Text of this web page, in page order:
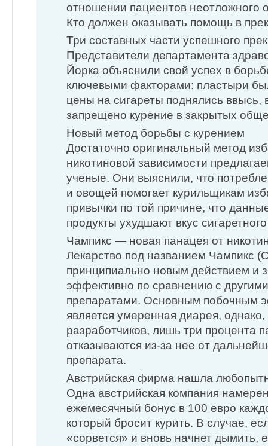
отношении пациентов неотложного
Кто должен оказывать помощь в
Три составных части успешного
Представители департамента
Йорка объяснили свой успех в
ключевыми факторами: пластыри
цены на сигареты поднялись ввысь,
запрещено курение в закрытых
Новый метод борьбы с курением
Достаточно оригинальный метод
никотиновой зависимости
ученые. Они выяснили, что
и овощей помогает курильщикам
привычки по той причине, что
продукты ухудшают вкус
Чампикс — новая панацея от
Лекарство под названием Чампикс
принципиально новым действием и
эффективно по сравнению с
препаратами. Основным побочным
является умеренная диарея,
разработчиков, лишь три процента
отказываются из-за нее от
препарата.
Австрийская фирма нашла
Одна австрийская компания
ежемесячный бонус в 100 евро
который бросит курить. В случае,
«сорвется» и вновь начнет дымить,